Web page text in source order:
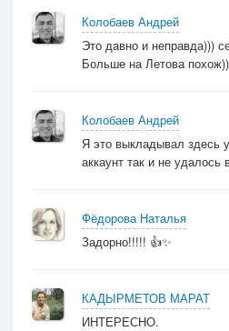
Колобаев Андрей
Это давно и неправда)))
Больше на Летова
Колобаев Андрей
Я это выкладывал здесь
аккаунт так и не удалось
Фёдорова Наталья
Задорно!!!!! 👍✨
КАДЫРМЕТОВ МАРАТ
ИНТЕРЕСНО.